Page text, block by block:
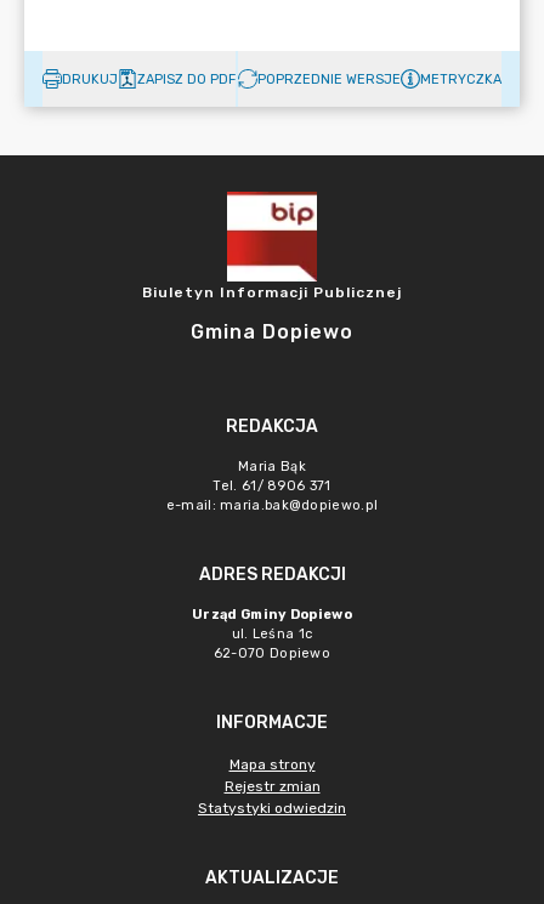
DRUKUJ ZAPISZ DO PDF POPRZEDNIE WERSJE METRYCZKA
Biuletyn Informacji Publicznej
Gmina Dopiewo
REDAKCJA
Maria Bąk
Tel. 61/ 8906 371
e-mail: maria.bak@dopiewo.pl
ADRES REDAKCJI
Urząd Gminy Dopiewo
ul. Leśna 1c
62-070 Dopiewo
INFORMACJE
Mapa strony
Rejestr zmian
Statystyki odwiedzin
AKTUALIZACJE